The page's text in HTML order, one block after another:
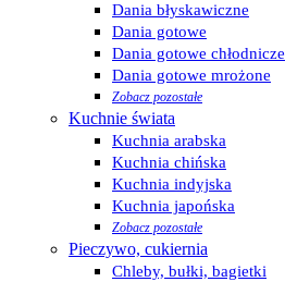
Dania błyskawiczne
Dania gotowe
Dania gotowe chłodnicze
Dania gotowe mrożone
Zobacz pozostałe
Kuchnie świata
Kuchnia arabska
Kuchnia chińska
Kuchnia indyjska
Kuchnia japońska
Zobacz pozostałe
Pieczywo, cukiernia
Chleby, bułki, bagietki